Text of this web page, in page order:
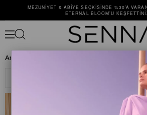
MEZUNIYET & ABIYE SEÇKISINDE %30’A
ETERNAL BLOOM’U
Anasayfa